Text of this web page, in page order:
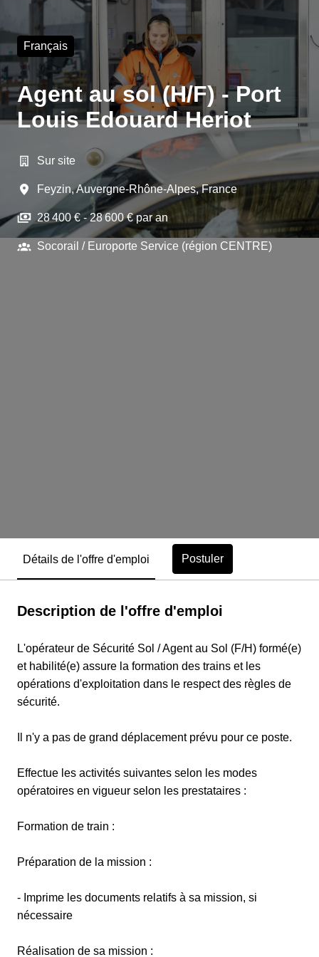
Français
Agent au sol (H/F) - Port
Louis Edouard Heriot
Sur site
Feyzin,Auvergne-Rhône-Alpes, France
28 400 € - 28 600 € par an
Socorail / Europorte Service (région CENTRE)
Détails de l'offre d'emploi Postuler
Description de l'offre d'emploi
L'opérateur de Sécurité Sol / Agent au Sol (F/H) formé(e)
et habilité(e) assure la formation des trains et les
opérations d'exploitation dans le respect des règles de
sécurité.
Il n'y a pas de grand déplacement prévu pour ce poste.
Effectue les activités suivantes selon les modes
opératoires en vigueur selon les prestataires :
Formation de train :
Préparation de la mission :
- Imprime les documents relatifs à sa mission, si
nécessaire
Réalisation de sa mission :